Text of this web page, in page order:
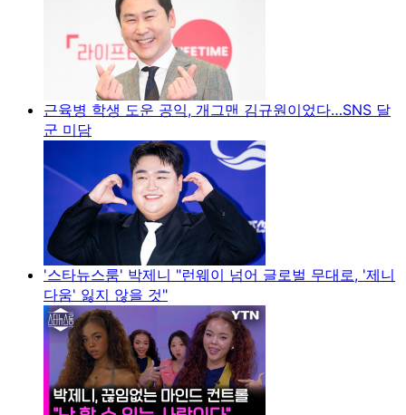
근육병 학생 도운 공익, 개그맨 김규원이었다…SNS 달
군 미담
'스타뉴스룸' 박제니 "런웨이 넘어 글로벌 무대로, '제니
다움' 잃지 않을 것"